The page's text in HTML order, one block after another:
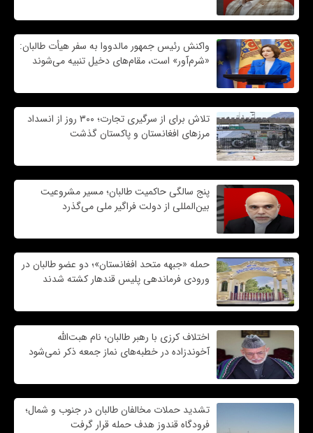
واکنش رئیس جمهور مالدووا به سفر هیأت طالبان:
«شرم‌آور» است، مقام‌های دخیل تنبیه می‌شوند
تلاش برای از سرگیری تجارت؛ ۳۰۰ روز از انسداد
مرزهای افغانستان و پاکستان گذشت
پنج سالگی حاکمیت طالبان؛ مسیر مشروعیت
بین‌المللی از دولت فراگیر ملی می‌گذرد
حمله «جبهه متحد افغانستان»؛ دو عضو طالبان در
ورودی فرماندهی پلیس قندهار کشته شدند
اختلاف کرزی با رهبر طالبان؛ نام هبت‌الله
آخوندزاده در خطبه‌های نماز جمعه ذکر نمی‌شود
تشدید حملات مخالفان طالبان در جنوب و شمال؛
فرودگاه قندوز هدف حمله قرار گرفت